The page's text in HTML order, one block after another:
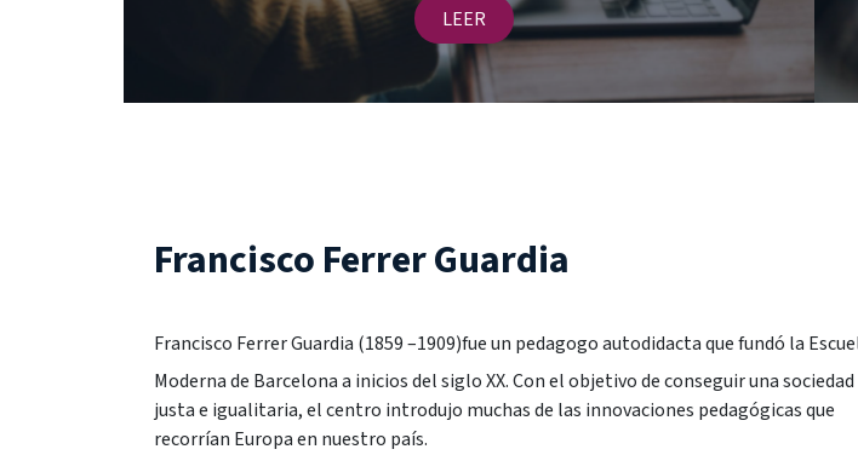
LEER
Francisco Ferrer Guardia
Francisco Ferrer Guardia (1859 –1909)fue un pedagogo autodidacta que fundó la
Moderna de Barcelona a inicios del siglo XX. Con el objetivo de conseguir una
justa e igualitaria, el centro introdujo muchas de las innovaciones pedagógicas que
recorrían Europa en nuestro país.